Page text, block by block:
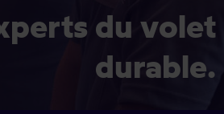
durable.